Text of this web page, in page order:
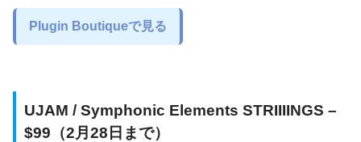
Plugin Boutiqueで見る
UJAM / Symphonic Elements STRIIIINGS –
$99（2月28日まで）